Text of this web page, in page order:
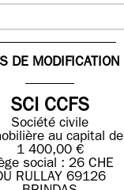
DE MODIFICATION
SCI CCFS
Société civile
au capital de
1 400,00 €
social : 26 CHE
RULLAY 69126